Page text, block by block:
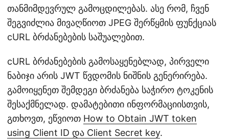
თანმიმდევრულ გამოცდილებას. ასე რომ, ჩვენ
შეგვიძლია მივაღწიოთ JPEG შერწყმის ფუნქციას
cURL ბრძანებების საშუალებით.
cURL ბრძანებების გამოსაყენებლად, პირველი
ნაბიჯი არის JWT წვდომის ნიშნის გენერირება.
გამოიყენეთ შემდეგი ბრძანება საჭირო ტოკენის
შესაქმნელად. დამატებითი ინფორმაციისთვის,
გთხოვთ, ეწვიოთ How to Obtain JWT token
using Client ID და Client Secret key.